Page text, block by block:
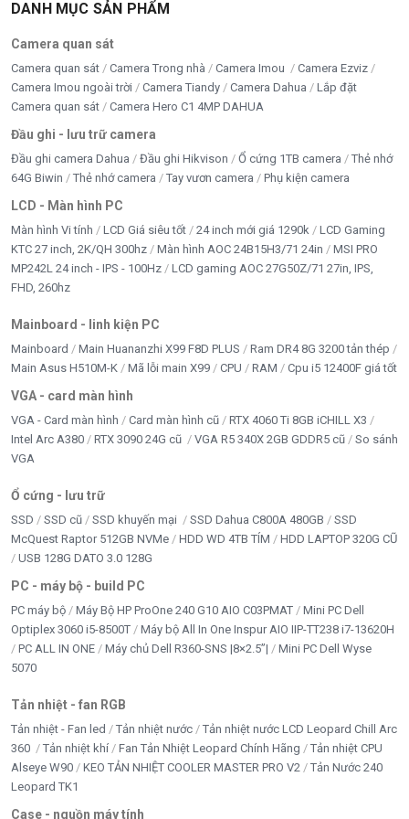
chi phí thi công
CPU - BỘ XỬ LÝ
DÂY CÁP - CHUYỂN ĐỔI
DÂY MẠNG
Di chuyển
DỊCH VỤ SỬA CHỮA
ĐỒ CHƠI ĐỘC - LẠ
Google Merchant
HDD - SSD -M2
Inverter bám tải
LAPTOP Chính hãng
LINH KIỆN LAPTOP
LINH KIỆN TRÂU CÀY
LOA KẸO KÉO
LOA VI TÍNH - HEADPHONE
MAINBOARD
MÁY BỘ & PC GAMING
Movespeed
Năng Lượng Mặt Trời
NET GAME
DANH MỤC SẢN PHẨM
Camera quan sát
Camera quan sát Camera Trong nhà Camera Imou
Camera Ezviz
Camera Imou ngoài trời
Camera Tiandy Camera Dahua
Lắp đặt
Camera quan sát
Camera Hero C1 4MP DAHUA
Đầu ghi - lưu trữ camera
Đầu ghi camera Dahua Đầu ghi Hikvison Ổ cứng 1TB camera
Thẻ nhớ
64G Biwin
Thẻ nhớ camera Tay vươn camera Phụ kiện camera
LCD - Màn hình PC
Màn hình Vi tính LCD Giá siêu tốt 24 inch mới giá 1290k
LCD Gaming
KTC 27 inch, 2K/QH 300hz
Màn hình AOC 24B15H3/71 24in
MSI PRO
MP242L 24 inch - IPS - 100Hz
LCD gaming AOC 27G50Z/71 27in, IPS,
FHD, 260hz
Mainboard - linh kiện PC
Mainboard Main Huananzhi X99 F8D PLUS
Ram DR4 8G 3200 tản thép
Main Asus H510M-K
Mã lỗi main X99 CPU RAM Cpu i5 12400F giá tốt
VGA - card màn hình
VGA - Card màn hình Card màn hình cũ
RTX 4060 Ti 8GB iCHILL X3
Intel Arc A380
RTX 3090 24G cũ VGA R5 340X 2GB GDDR5 cũ
So sánh
VGA
Ổ cứng - lưu trữ
SSD SSD cũ SSD khuyến mại SSD Dahua C800A 480GB
SSD
McQuest Raptor 512GB NVMe
HDD WD 4TB TÍM
HDD LAPTOP 320G CŨ
USB 128G DATO 3.0 128G
PC - máy bộ - build PC
PC máy bộ Máy Bộ HP ProOne 240 G10 AIO C03PMAT
Mini PC Dell
Optiplex 3060 i5-8500T
Máy bộ All In One Inspur AIO IIP-TT238 i7-13620H
PC ALL IN ONE
Máy chủ Dell R360-SNS |8×2.5”|
Mini PC Dell Wyse
5070
Tản nhiệt - fan RGB
Tản nhiệt - Fan led Tản nhiệt nước
Tản nhiệt nước LCD Leopard Chill Arc
360
Tản nhiệt khí Fan Tản Nhiệt Leopard Chính Hãng
Tản nhiệt CPU
Alseye W90
KEO TẢN NHIỆT COOLER MASTER PRO V2
Tản Nước 240
Leopard TK1
Case - nguồn máy tính